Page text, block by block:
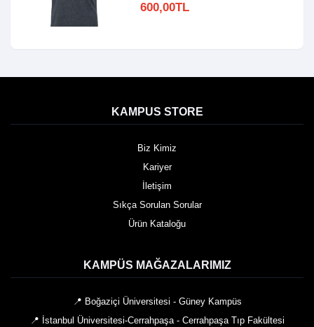
600,00TL
KAMPUS STORE
Biz Kimiz
Kariyer
İletişim
Sıkça Sorulan Sorular
Ürün Kataloğu
KAMPÜS MAĞAZALARIMIZ
📍 Boğaziçi Üniversitesi - Güney Kampüs
📍 İstanbul Üniversitesi-Cerrahpaşa - Cerrahpaşa Tıp Fakültesi